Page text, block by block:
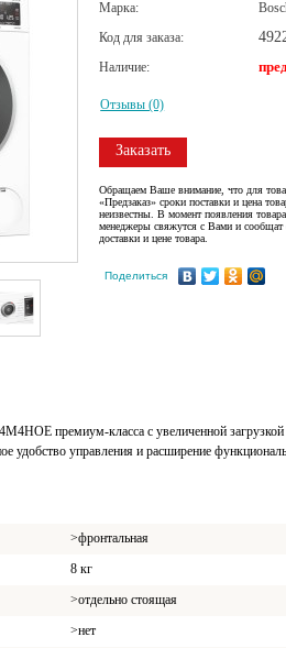
Марка:
Код для заказа:
Наличие:
Отзывы (0)
Заказать
Обращаем Ваше внимание, что для
«Предзаказ» сроки поставки и цена
неизвестны. В момент появления
менеджеры свяжутся с Вами и
доставки и цене товара.
Поделиться
премиум-класса с увеличенной
удобство управления и расширение
>фронтальная
8 кг
>отдельно стоящая
>нет